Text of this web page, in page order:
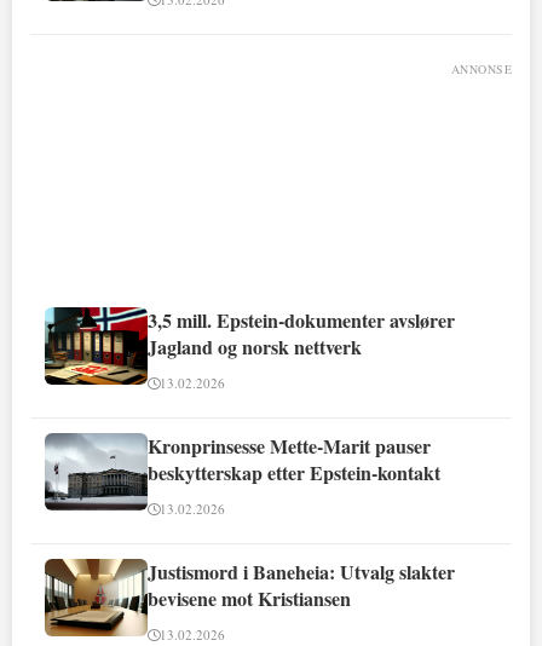
ANNONSE
3,5 mill. Epstein-dokumenter avslører
Jagland og norsk nettverk
13.02.2026
Kronprinsesse Mette-Marit pauser
beskytterskap etter Epstein-kontakt
13.02.2026
Justismord i Baneheia: Utvalg slakter
bevisene mot Kristiansen
13.02.2026